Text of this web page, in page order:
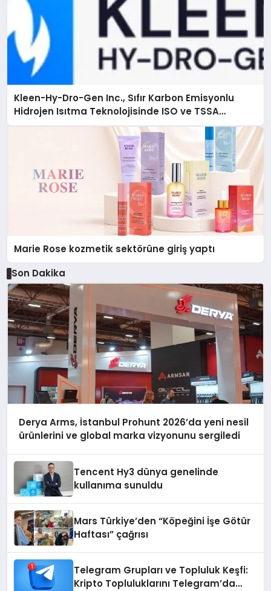
Kleen-Hy-Dro-Gen Inc., Sıfır Karbon Emisyonlu
Hidrojen Isıtma Teknolojisinde ISO ve TSSA
Düzenleyici Onaylarını Aldı
Marie Rose kozmetik sektörüne giriş yaptı
Son Dakika
Derya Arms, İstanbul Prohunt 2026’da yeni nesil
ürünlerini ve global marka vizyonunu sergiledi
Tencent Hy3 dünya genelinde
kullanıma sunuldu
Mars Türkiye’den “Köpeğini İşe Götür
Haftası” çağrısı
Telegram Grupları ve Topluluk Keşfi:
Kripto Topluluklarını Telegram’da